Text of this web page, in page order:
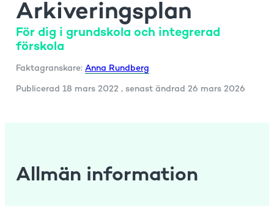
Arkiveringsplan
För dig i grundskola och integrerad
förskola
Faktagranskare: Anna Rundberg
Publicerad 18 mars 2022 , senast ändrad 26 mars 2026
Allmän information